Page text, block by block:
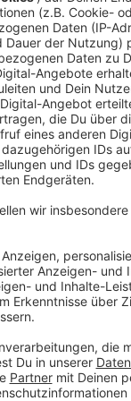
Anzeige
Vorstellen brauchen
seine Späße am
müssen am Ende
bekommen könnt,
die Uhr zur